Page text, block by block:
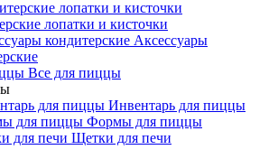
лопатки и кисточки
Аксессуары
Все для пиццы
Инвентарь для пиццы
Формы для пиццы
Щетки для печи